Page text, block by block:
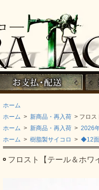
ホーム
ホーム > 新商品・再入荷 > フロス
ホーム > 新商品・再入荷 > 2026
ホーム > 樹脂製サイコロ > ◆12面
フロスト【テール＆ホワ